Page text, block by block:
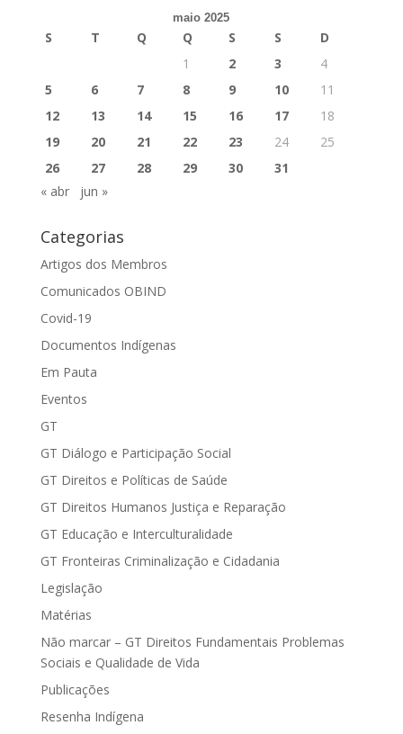
maio 2025
S T Q Q S S
D
1
2 3
4
5
6 7 8 9 10
11
12
13 14 15 16 17
18
19
20 21 22 23 24
25
26
27 28 29 30
31
« abr
jun »
Categorias
Artigos dos Membros
Comunicados OBIND
Covid-19
Documentos Indígenas
Em Pauta
Eventos
GT
GT Diálogo e Participação Social
GT Direitos e Políticas de Saúde
GT Direitos Humanos Justiça e Reparação
GT Educação e Interculturalidade
GT Fronteiras Criminalização e Cidadania
Legislação
Matérias
Não marcar – GT Direitos Fundamentais Problemas
Sociais e Qualidade de Vida
Publicações
Resenha Indígena